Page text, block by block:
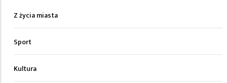
Z życia miasta
Sport
Kultura